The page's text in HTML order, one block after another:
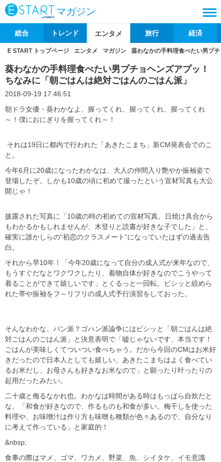
マガジン
総合 トレンド エンタメ 旅行 経済
E START トップページ エンタメ マガジン 葵わなかの手料理食べたい男プ
葵わなかの手料理食べたい男プチョヘンズアプッ！
ちなみに「朝ごはんは絶対ごはんのごはん派」
2018-09-19 17:46:51
朝ドラ女優・葵わかなよ、握ってくれ、握ってくれ、握ってくれ
～！僕におにぎりを握ってくれ～！
それは19日に都内で行われた「あきたこまち」新CM発表会でのこ
と。
今年6月に20歳になったわかなは、大人の仲間入り艶やか振袖姿で
登場したぞ。しかも10歳の頃に初めて撮ったという宣材写真も大公
開じゃ！
披露された写真に「10歳の時の初めての宣材写真。日焼け具合から
もわかるかもしれませんが、木登りと読書が好きな子でした」と、
確実に誰かしらの“初恋のクラスメート”になっていたはずの過去告
白。
それから早10年！「今年20歳になって自分の成人式が来年なので、
もうすぐだなとワクワクしたり、着物自体が好きなのでこうやって
着ることができて嬉しいです」とくるっと一回転。ビシッと絞めら
れた帯や振袖をフ～リフリの成人式予行演習をしておった。
そんなわかな、パン派？ゴハン派論争にはビシッと「朝ごはんは絶
対ごはんのごはん派」と決意表明で「嘘じゃないです、本当です！
ごはんが美味しくてついつい食べちゃう。だから今回のCMはお米好
きだったので日本人としても嬉しい。あきたこまちはよく食べてい
るお米だし、お母さんも好きなお米なので」と願ったり叶ったりの
起用だったみたい。
二十歳と侮るなかれ也。わかなは時間がある時はもっぱら自炊だと
な。「和食が好きなので、作るものも和食が多い。梅干しを使った
料理や、お味噌汁は作り方も味噌も種類が色々あるので、自分なり
に考えて作っている」と家庭的！
&nbsp;
食事の際はマメ、ゴマ、ワカメ、野菜、魚、シイタケ、イモ意識